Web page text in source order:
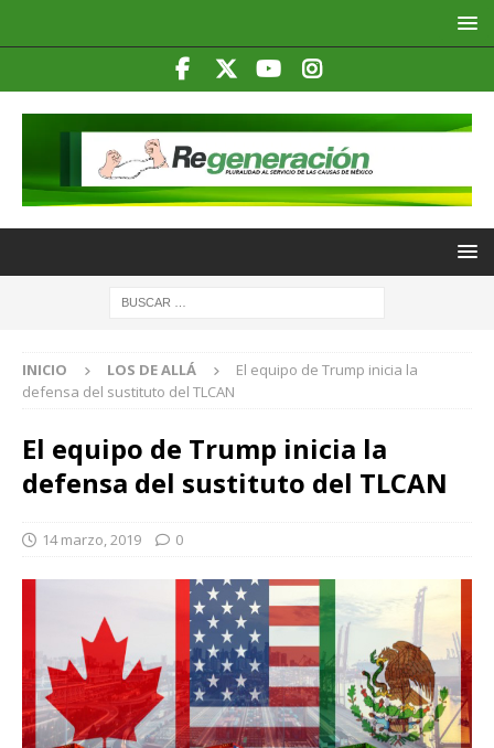
INICIO LOS DE ALLÁ
El equipo de Trump inicia la
defensa del sustituto del TLCAN
El equipo de Trump inicia la
defensa del sustituto del TLCAN
14 marzo, 2019 0